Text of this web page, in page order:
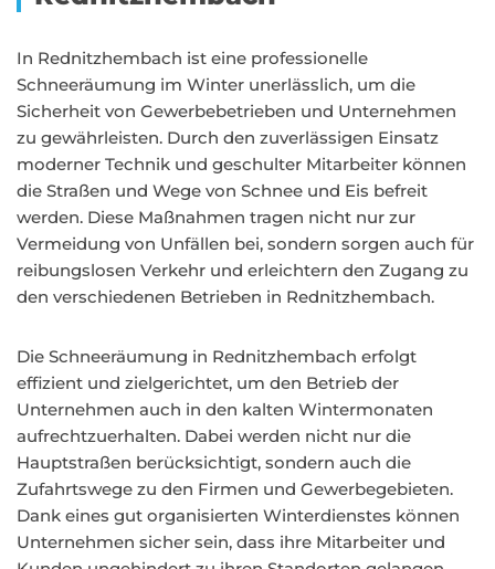
In Rednitzhembach ist eine professionelle
Schneeräumung im Winter unerlässlich, um die
Sicherheit von Gewerbebetrieben und Unternehmen
zu gewährleisten. Durch den zuverlässigen Einsatz
moderner Technik und geschulter Mitarbeiter können
die Straßen und Wege von Schnee und Eis befreit
werden. Diese Maßnahmen tragen nicht nur zur
Vermeidung von Unfällen bei, sondern sorgen auch für
reibungslosen Verkehr und erleichtern den Zugang zu
den verschiedenen Betrieben in Rednitzhembach.
Die Schneeräumung in Rednitzhembach erfolgt
effizient und zielgerichtet, um den Betrieb der
Unternehmen auch in den kalten Wintermonaten
aufrechtzuerhalten. Dabei werden nicht nur die
Hauptstraßen berücksichtigt, sondern auch die
Zufahrtswege zu den Firmen und Gewerbegebieten.
Dank eines gut organisierten Winterdienstes können
Unternehmen sicher sein, dass ihre Mitarbeiter und